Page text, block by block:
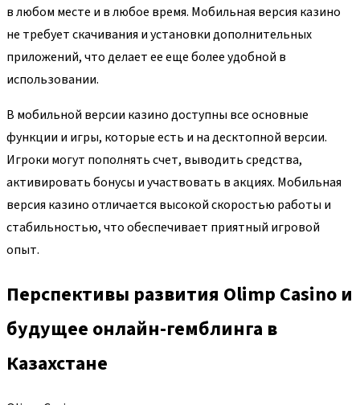
в любом месте и в любое время. Мобильная версия казино
не требует скачивания и установки дополнительных
приложений, что делает ее еще более удобной в
использовании.
В мобильной версии казино доступны все основные
функции и игры, которые есть и на десктопной версии.
Игроки могут пополнять счет, выводить средства,
активировать бонусы и участвовать в акциях. Мобильная
версия казино отличается высокой скоростью работы и
стабильностью, что обеспечивает приятный игровой
опыт.
Перспективы развития Olimp Casino и
будущее онлайн-гемблинга в
Казахстане